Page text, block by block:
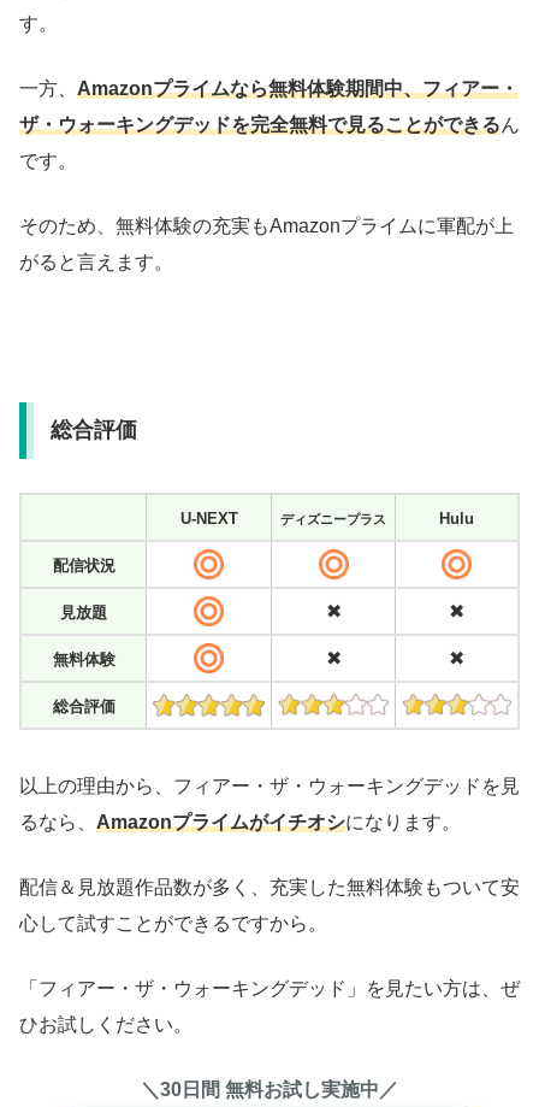
す。
一方、 Amazonプライムなら無料体験期間中、フィアー・
ザ・ウォーキングデッドを完全無料で見ることができるん
です。
そのため、無料体験の充実もAmazonプライムに軍配が上
がると言えます。
総合評価
U-NEXT ディズニープラス Hulu
配信状況
見放題 ✖ ✖
無料体験 ✖ ✖
総合評価
以上の理由から、フィアー・ザ・ウォーキングデッドを見
るなら、 Amazonプライムがイチオシになります。
配信＆見放題作品数が多く、充実した無料体験もついて安
心して試すことができるですから。
「フィアー・ザ・ウォーキングデッド」を見たい方は、ぜ
ひお試しください。
＼30日間 無料お試し実施中／